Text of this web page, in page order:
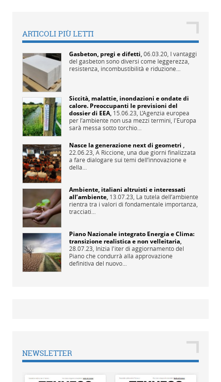
ARTICOLI PIÙ LETTI
Gasbeton, pregi e difetti,06.03.20, I vantaggi
del gasbeton sono diversi come leggerezza,
resistenza, incombustibilità e riduzione...
Siccità, malattie, inondazioni e ondate di
calore. Preoccupanti le previsioni del
dossier di EEA, 15.06.23, L’Agenzia europea
per l’ambiente non usa mezzi termini, l'Europa
sarà messa sotto torchio...
Nasce la generazione next di geometri ,
22.06.23, A Riccione, una due giorni finalizzata
a fare dialogare sui temi dell’innovazione e
della...
Ambiente, italiani altruisti e interessati
all’ambiente, 13.07.23, La tutela dell’ambiente
rientra tra i valori di fondamentale importanza,
tracciati...
Piano Nazionale integrato Energia e Clima:
transizione realistica e non velleitaria,
28.07.23, Inizia l'iter di aggiornamento del
Piano che condurrà alla approvazione
definitiva del nuovo...
NEWSLETTER